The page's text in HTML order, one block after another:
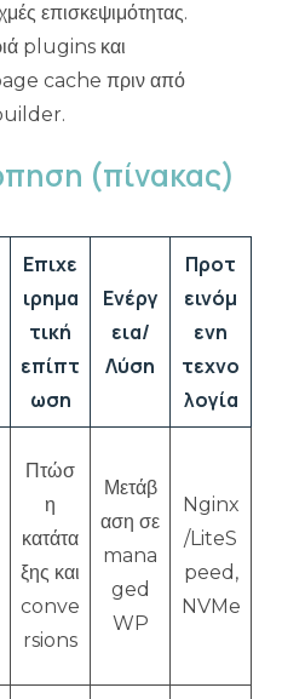
επισκεψιμότητας.
plugins και
cache πριν από
(πίνακας)
Επιχε
ιρημα
τική
επίπτ
ωση
Ενέργ
εια/
Λύση
Προτ
εινόμ
ενη
τεχνο
λογία
Πτώσ
η
κατάτα
ξης και
conve
rsions
Μετάβ
αση σε
mana
ged
WP
Nginx
/LiteS
peed,
NVMe